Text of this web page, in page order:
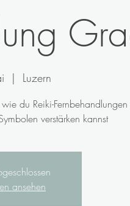
  |
Luzern
du Reiki-
verstärken kannst
ansehen